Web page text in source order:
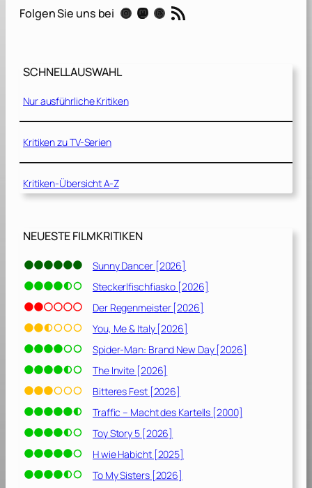
c
a
u
e
[
1
7
Folgen Sie uns bei Instagram Mastodon Threads RSS-Feed
SCHNELLAUSWAHL
Nur ausführliche Kritiken
Kritiken zu TV-Serien
Kritiken-Übersicht A-Z
NEUESTE FILMKRITIKEN
Sunny Dancer [2026]
Steckerlfischfiasko [2026]
Der Regenmeister [2026]
You, Me & Italy [2026]
Spider-Man: Brand New Day [2026]
The Invite [2026]
Bitteres Fest [2026]
Traffic – Macht des Kartells [2000]
Toy Story 5 [2026]
H wie Habicht [2025]
To My Sisters [2026]